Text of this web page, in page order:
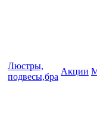
Люстры,
подвесы,бра
Акции